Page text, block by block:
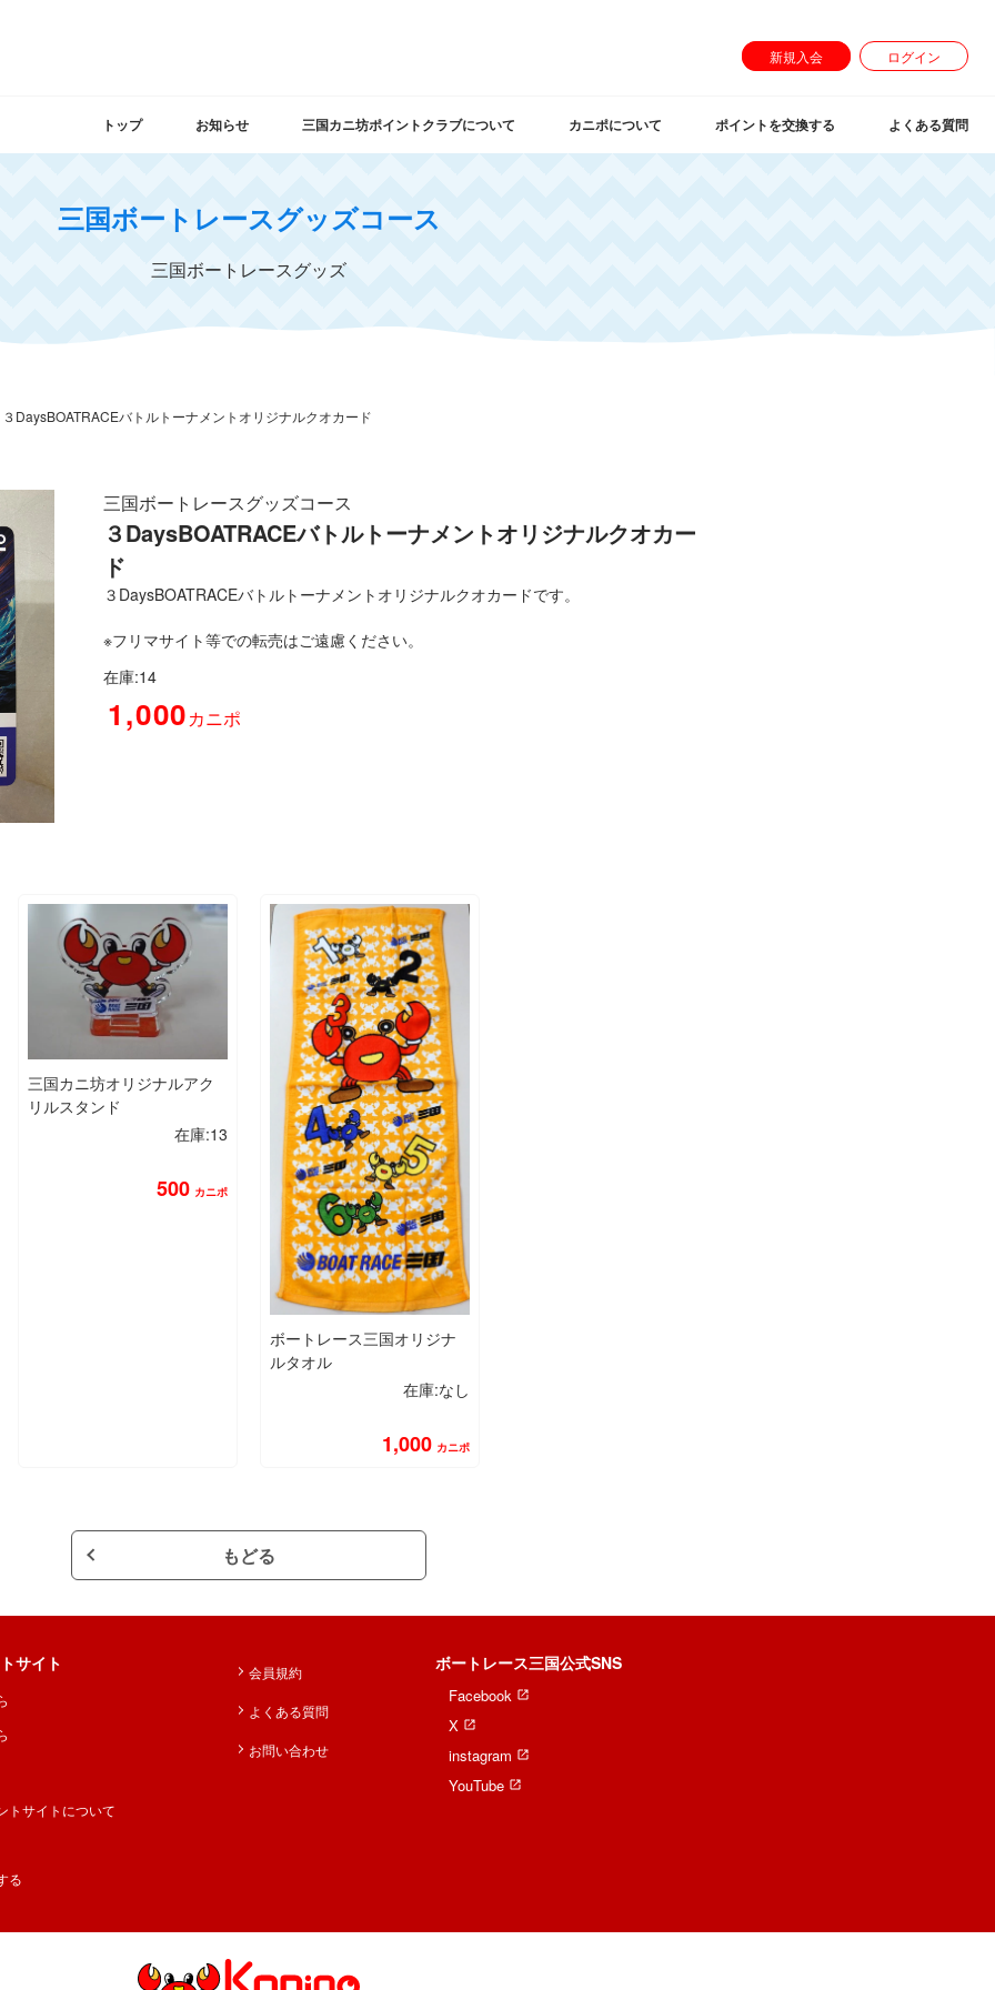
新規入会 ログイン
トップ お知らせ 三国カニ坊ポイントクラブについて カニポについて ポイントを交換する よくある質問
三国ボートレースグッズコース
三国ボートレースグッズ
３DaysBOATRACEバトルトーナメントオリジナルクオカード
三国ボートレースグッズコース
３DaysBOATRACEバトルトーナメントオリジナルクオカー
ド
３DaysBOATRACEバトルトーナメントオリジナルクオカードです。
※フリマサイト等での転売はご遠慮ください。
在庫:14
1,000カニポ
三国カニ坊オリジナルアク
リルスタンド
在庫:13
500 カニポ
ボートレース三国オリジナ
ルタオル
在庫:なし
1,000 カニポ
もどる
サイト
トサイトについて
る
会員規約
よくある質問
お問い合わせ
ボートレース三国公式SNS
Facebook
X
instagram
YouTube